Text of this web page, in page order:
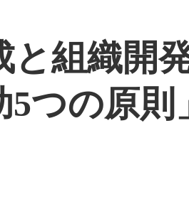
と組織開
5つの原